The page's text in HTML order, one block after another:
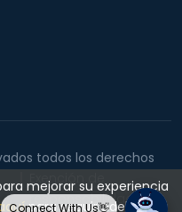
todos los derechos
Exención de
responsabilidad
mejorar su experiencia
para seguir adelante.
Connect With Us👋